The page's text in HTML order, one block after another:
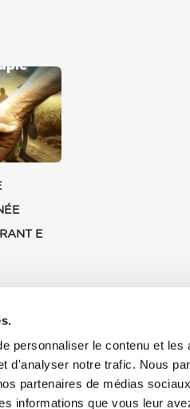
personnaliser le contenu et
d'analyser notre trafic. Nous
partenaires de médias
informations que vous leur
E